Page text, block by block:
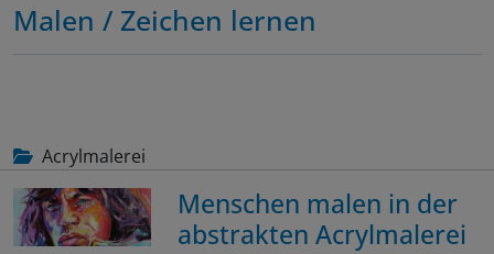
Malen / Zeichen lernen
Acrylmalerei
Menschen malen in der
abstrakten Acrylmalerei